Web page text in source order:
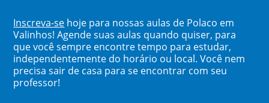
Inscreva-se hoje para nossas aulas de Polaco em
Valinhos! Agende suas aulas quando quiser, para
que você sempre encontre tempo para estudar,
independentemente do horário ou local. Você nem
precisa sair de casa para se encontrar com seu
professor!